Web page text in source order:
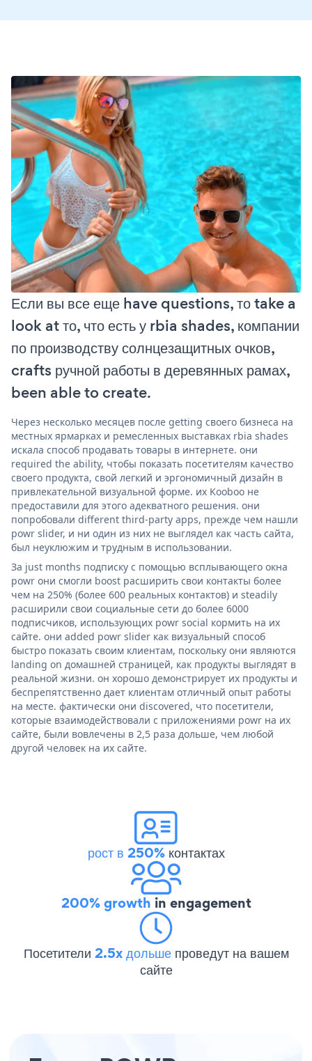
Если вы все еще have questions, то take a
look at то, что есть у rbia shades, компании
по производству солнцезащитных очков,
crafts ручной работы в деревянных рамах,
been able to create.
Через несколько месяцев после getting своего бизнеса на
местных ярмарках и ремесленных выставках rbia shades
искала способ продавать товары в интернете. они
required the ability, чтобы показать посетителям качество
своего продукта, свой легкий и эргономичный дизайн в
привлекательной визуальной форме. их Kooboo не
предоставили для этого адекватного решения. они
попробовали different third-party apps, прежде чем нашли
powr slider, и ни один из них не выглядел как часть сайта,
был неуклюжим и трудным в использовании.
За just months подписку с помощью всплывающего окна
powr они смогли boost расширить свои контакты более
чем на 250% (более 600 реальных контактов) и steadily
расширили свои социальные сети до более 6000
подписчиков, использующих powr social кормить на их
сайте. они added powr slider как визуальный способ
быстро показать своим клиентам, поскольку они являются
landing on домашней страницей, как продукты выглядят в
реальной жизни. он хорошо демонстрирует их продукты и
беспрепятственно дает клиентам отличный опыт работы
на месте. фактически они discovered, что посетители,
которые взаимодействовали с приложениями powr на их
сайте, были вовлечены в 2,5 раза дольше, чем любой
другой человек на их сайте.
рост в 250%контактах
200% growth in engagement
Посетители 2.5x дольше проведут на вашем
сайте